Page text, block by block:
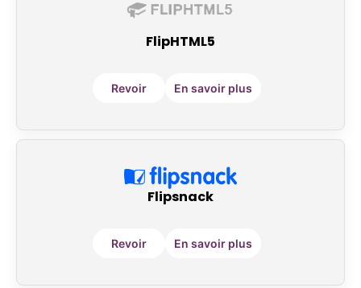
FlipHTML5
Revoir En savoir plus
Flipsnack
Revoir En savoir plus